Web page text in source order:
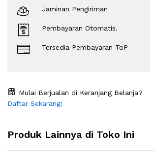
Jaminan Pengiriman
Pembayaran Otomatis.
Tersedia Pembayaran ToP
Mulai Berjualan di Keranjang Belanja?
Daftar Sekarang!
Produk Lainnya di Toko Ini